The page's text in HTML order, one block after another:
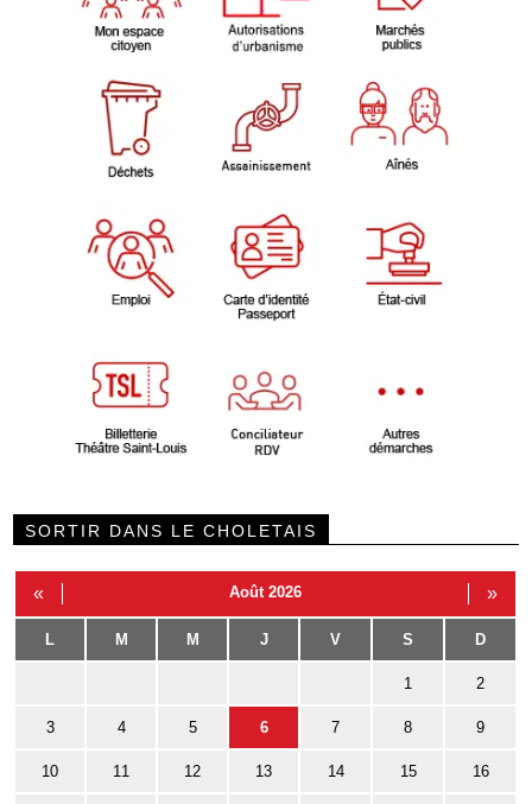
SORTIR DANS LE CHOLETAIS
« Août 2026 »
L M M J V S D
1 2
3 4 5 6 7 8 9
10 11 12 13 14 15 16